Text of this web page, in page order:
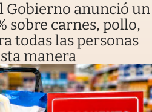
Gobierno anunció un
sobre carnes, pollo,
todas las personas
manera